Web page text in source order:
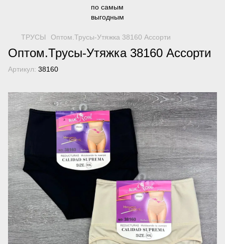
ТРУСЫ Оптом.Трусы-Утяжка 38160 Ассорти
Оптом.Трусы-Утяжка 38160 Ассорти
Артикул: 38160